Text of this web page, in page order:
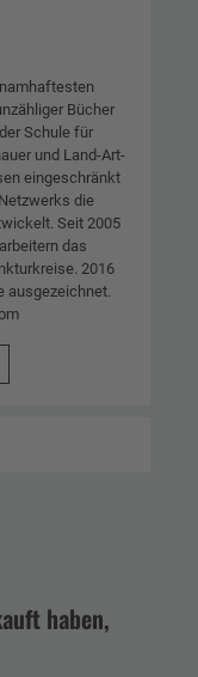
Bücher
Schule für
und Land-Art-
eingeschränkt
die
Seit 2005
das
2016
ausgezeichnet.
haben,